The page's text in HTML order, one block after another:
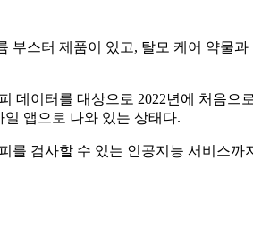
스터 제품이 있고, 탈모 케어 약물과
데이터를 대상으로 2022년에 처음으
앱으로 나와 있는 상태다.
를 검사할 수 있는 인공지능 서비스까